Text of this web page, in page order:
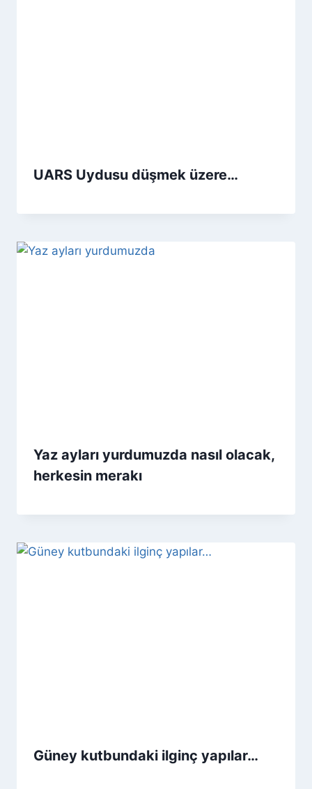
UARS Uydusu düşmek üzere…
Yaz ayları yurdumuzda nasıl olacak,
herkesin merakı
Güney kutbundaki ilginç yapılar…